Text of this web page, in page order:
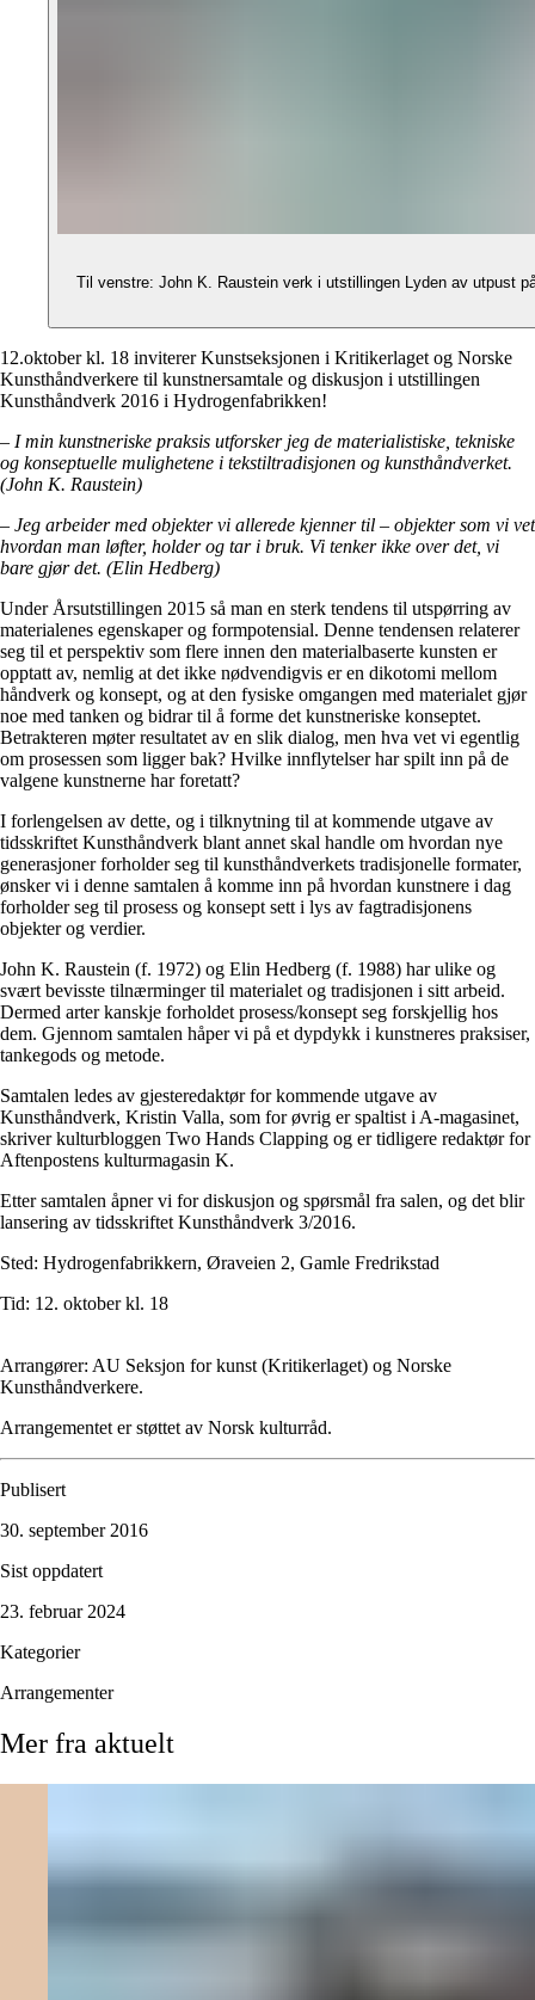
Til venstre: John K. Raustein verk i utstillingen Lyden av utpust på Galleri Format Oslo i 2015. Foto: Øystein
12.oktober kl. 18 inviterer Kunstseksjonen i Kritikerlaget og Norske
Kunsthåndverkere til kunstnersamtale og diskusjon i utstillingen
Kunsthåndverk 2016 i Hydrogenfabrikken!
– I min kunstneriske praksis utforsker jeg de materialistiske, tekniske
og konseptuelle mulighetene i tekstiltradisjonen og kunsthåndverket.
(John K. Raustein)
– Jeg arbeider med objekter vi allerede kjenner til – objekter som vi vet
hvordan man løfter, holder og tar i bruk. Vi tenker ikke over det, vi
bare gjør det. (Elin Hedberg)
Under Årsutstillingen 2015 så man en sterk tendens til utspørring av
materialenes egenskaper og formpotensial. Denne tendensen relaterer
seg til et perspektiv som flere innen den materialbaserte kunsten er
opptatt av, nemlig at det ikke nødvendigvis er en dikotomi mellom
håndverk og konsept, og at den fysiske omgangen med materialet gjør
noe med tanken og bidrar til å forme det kunstneriske konseptet.
Betrakteren møter resultatet av en slik dialog, men hva vet vi egentlig
om prosessen som ligger bak? Hvilke innflytelser har spilt inn på de
valgene kunstnerne har foretatt?
I forlengelsen av dette, og i tilknytning til at kommende utgave av
tidsskriftet Kunsthåndverk blant annet skal handle om hvordan nye
generasjoner forholder seg til kunsthåndverkets tradisjonelle formater,
ønsker vi i denne samtalen å komme inn på hvordan kunstnere i dag
forholder seg til prosess og konsept sett i lys av fagtradisjonens
objekter og verdier.
John K. Raustein (f. 1972) og Elin Hedberg (f. 1988) har ulike og
svært bevisste tilnærminger til materialet og tradisjonen i sitt arbeid.
Dermed arter kanskje forholdet prosess/konsept seg forskjellig hos
dem. Gjennom samtalen håper vi på et dypdykk i kunstneres praksiser,
tankegods og metode.
Samtalen ledes av gjesteredaktør for kommende utgave av
Kunsthåndverk, Kristin Valla, som for øvrig er spaltist i A-magasinet,
skriver kulturbloggen Two Hands Clapping og er tidligere redaktør for
Aftenpostens kulturmagasin K.
Etter samtalen åpner vi for diskusjon og spørsmål fra salen, og det blir
lansering av tidsskriftet Kunsthåndverk 3/2016.
Sted: Hydrogenfabrikkern, Øraveien 2, Gamle Fredrikstad
Tid: 12. oktober kl. 18
Arrangører: AU Seksjon for kunst (Kritikerlaget) og Norske
Kunsthåndverkere.
Arrangementet er støttet av Norsk kulturråd.
Publisert
30. september 2016
Sist oppdatert
23. februar 2024
Kategorier
Arrangementer
Mer fra aktuelt